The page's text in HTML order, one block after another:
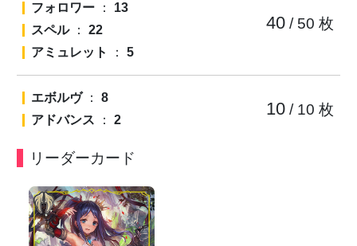
フォロワー ： 13
スペル： 22
アミュレット
： 5
40/ 50 枚
エボルヴ： 8
アドバンス ： 2
10/ 10 枚
リーダーカード